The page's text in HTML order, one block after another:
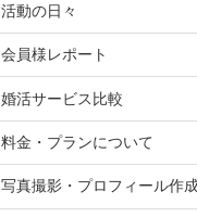
活動の日々
会員様レポート
婚活サービス比較
料金・プランについて
写真撮影・プロフィール作